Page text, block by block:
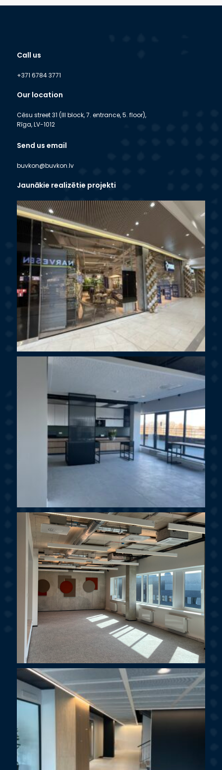
Call us
+371 6784 3771
Our location
Cēsu street 31 (III block, 7. entrance, 5. floor),
Rīga, LV-1012
Send us email
buvkon@buvkon.lv
Jaunākie realizētie projekti